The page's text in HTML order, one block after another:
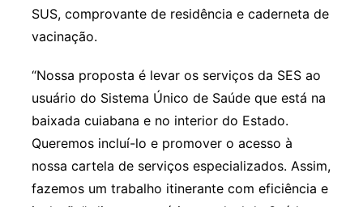
SUS, comprovante de residência e caderneta de
vacinação.
“Nossa proposta é levar os serviços da SES ao
usuário do Sistema Único de Saúde que está na
baixada cuiabana e no interior do Estado.
Queremos incluí-lo e promover o acesso à
nossa cartela de serviços especializados. Assim,
fazemos um trabalho itinerante com eficiência e